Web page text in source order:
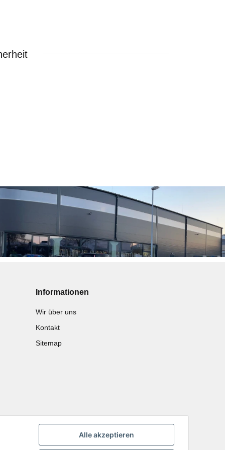
Alle akzeptieren
Informationen
Wir über uns
Kontakt
Sitemap